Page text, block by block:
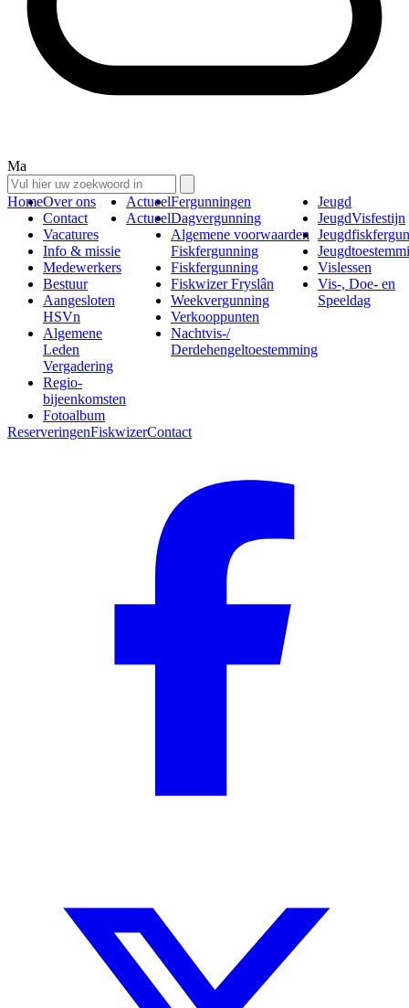
Ma
HomeOver ons
Contact
Vacatures
Info & missie
Medewerkers
Bestuur
Aangesloten
HSVn
Algemene
Leden
Vergadering
Regio-
bijeenkomsten
Fotoalbum
Actueel
Actueel
Fergunningen
Dagvergunning
Algemene voorwaarden
Fiskfergunning
Fiskfergunning
Fiskwizer Fryslân
Weekvergunning
Verkooppunten
Nachtvis-/
Derdehengeltoestemming
Jeugd
JeugdVisfestijn
Vislessen
Vis-, Doe- en
Speeldag
ReserveringenFiskwizerContact